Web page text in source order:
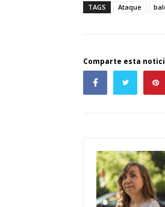
TAGS
Ataque
Comparte esta